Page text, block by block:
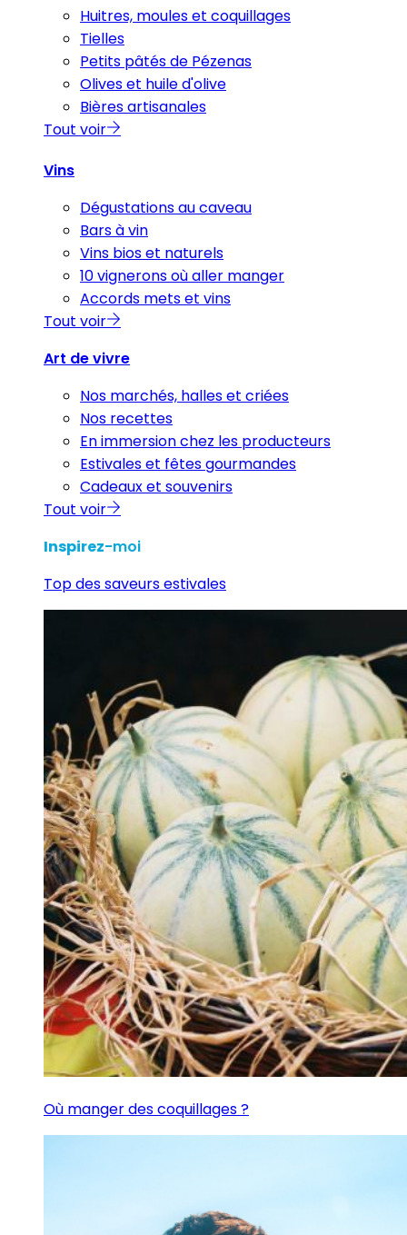
Huitres, moules et coquillages
Tielles
Petits pâtés de Pézenas
Olives et huile d'olive
Bières artisanales
Tout voir
Vins
Dégustations au caveau
Bars à vin
Vins bios et naturels
10 vignerons où aller manger
Accords mets et vins
Tout voir
Art de vivre
Nos marchés, halles et criées
Nos recettes
En immersion chez les producteurs
Estivales et fêtes gourmandes
Cadeaux et souvenirs
Tout voir
Inspirez-moi
Top des saveurs estivales
Où manger des coquillages ?